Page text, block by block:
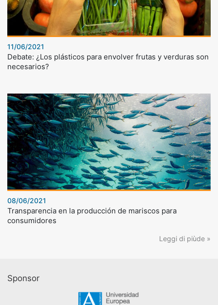
11/06/2021
Debate: ¿Los plásticos para envolver frutas y verduras son
necesarios?
08/06/2021
Transparencia en la producción de mariscos para
consumidores
Leggi di piùde »
Sponsor